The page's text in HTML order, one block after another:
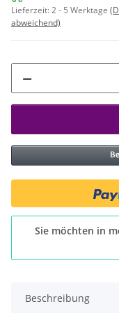
Lieferzeit:2 - 5 Werktage
abweichend)
Sie möchten in
Beschreibung